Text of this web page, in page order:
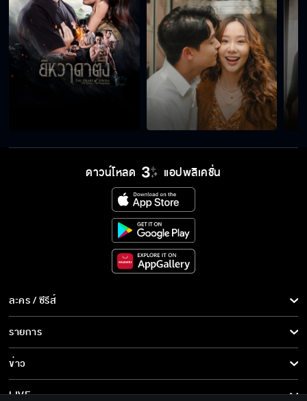
ดาวน์โหลด แอปพลิเคชั่น
ละคร / ซีรีส์
ละคร/ซีรีส์
ซีรีส์นานาชาติ
การ์ตูน & เกม
รายการ
รายการทั้งหมด
ข่าว
ข่าวทั้งหมด
LIVE